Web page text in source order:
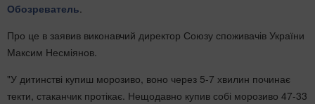
Обозреватель
Про це в заявив виконавчий директор Союзу споживачів України
Максим Несміянов.
"У дитинстві купиш морозиво, воно через 5-7 хвилин починає
текти, стаканчик протікає. Нещодавно купив собі морозиво 47-33